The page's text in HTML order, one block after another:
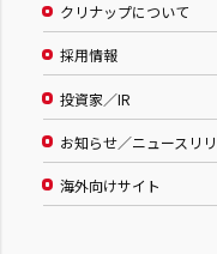
クリナップについて
採用情報
投資家／IR
お知らせ／ニュースリ
海外向けサイト